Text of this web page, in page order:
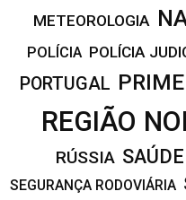
METEOROLOGIA
POLÍCIA POLÍCIA
PORTUGAL
REGIÃO
RÚSSIA SAÚDE
SEGURANÇA RODOVIÁRIA